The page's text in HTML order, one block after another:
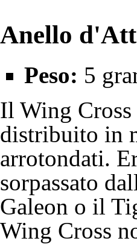
Anello
Peso: 5
Il Wing Cross
distribuito in
arrotondati.
sorpassato
Galeon o il
Wing Cross